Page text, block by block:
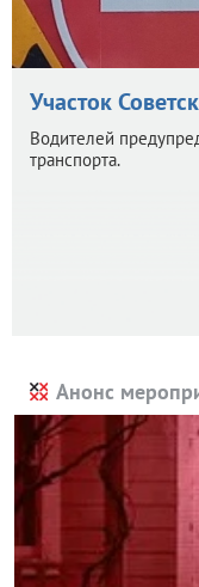
Участок
Водителей
транспорта.
Анонс